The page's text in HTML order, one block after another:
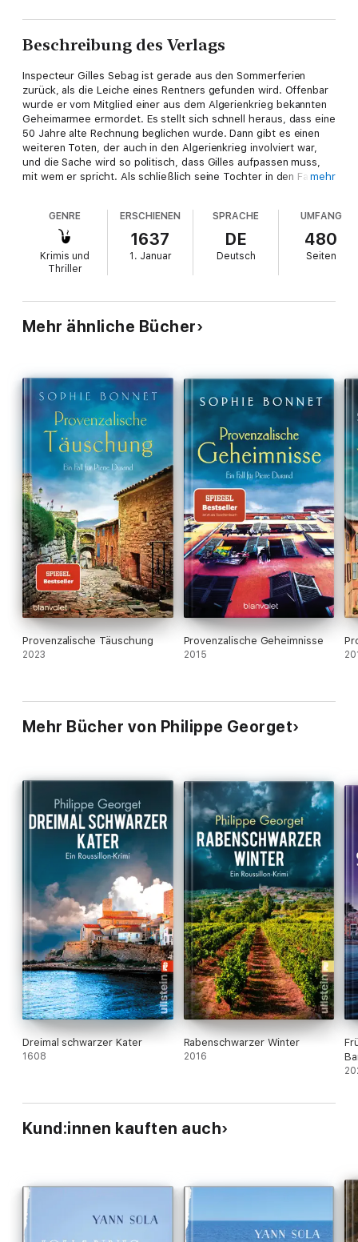
Beschreibung des Verlags
Inspecteur Gilles Sebag ist gerade aus den Sommerferien
zurück, als die Leiche eines Rentners gefunden wird. Offenbar
wurde er vom Mitglied einer aus dem Algerienkrieg bekannten
Geheimarmee ermordet. Es stellt sich schnell heraus, dass eine
50 Jahre alte Rechnung beglichen wurde. Dann gibt es einen
weiteren Toten, der auch in den Algerienkrieg involviert war,
und die Sache wird so politisch, dass Gilles aufpassen muss,
mit wem er spricht. Als schließlich seine Tochter in den Fallmehr
GENRE
Krimis und
Thriller
ERSCHIENEN
1637
1. Januar
SPRACHE
DE
Deutsch
UMFANG
480
Seiten
Mehr ähnliche Bücher
Provenzalische Täuschung
2023
Provenzalische Geheimnisse
2015
Mehr Bücher von Philippe Georget
Dreimal schwarzer Kater
1608
Rabenschwarzer Winter
2016
Kund:innen kauften auch